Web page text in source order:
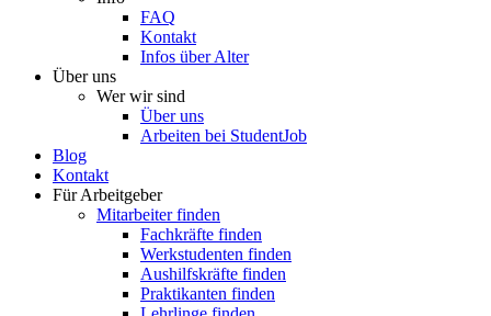
FAQ
Kontakt
Infos über Alter
Über uns
Wer wir sind
Über uns
Arbeiten bei StudentJob
Blog
Kontakt
Für Arbeitgeber
Mitarbeiter finden
Fachkräfte finden
Werkstudenten finden
Aushilfskräfte finden
Praktikanten finden